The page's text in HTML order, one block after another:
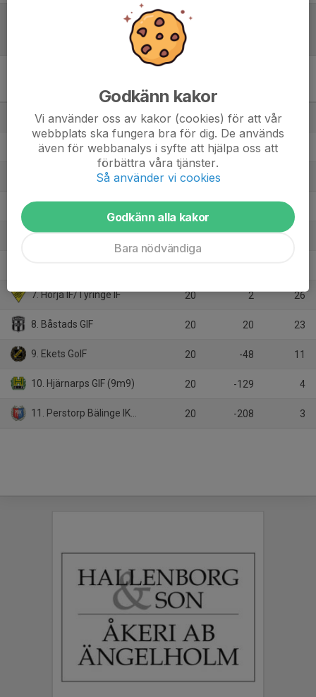
M
1. Billesholms IK 20 95
2. Strövelstorps GoIF/IF Salamis 20 73
3. Bjärelaget DFF 20
4. Röstånga IS/SvalövsBK/Kågeröds BoIF
5. Västra Karups FK 20 32
7. Hörja IF/Tyringe IF 20 2 26
8. Båstads GIF 20 20 23
9. Ekets GoIF 20 -48 11
10. Hjärnarps GIF (9m9) 20 -129 4
11. Perstorp Bälinge IK (9m9) 20 -208 3
Godkänn kakor
Vi använder oss av kakor (cookies) för att vår
webbplats ska fungera bra för dig. De används
även för webbanalys i syfte att hjälpa oss att
förbättra våra tjänster.
Så använder vi cookies
Godkänn alla kakor
Bara nödvändiga